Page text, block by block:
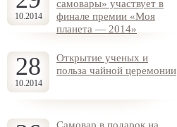
10.2014
самовары» участвует в
финале премии «Моя
планета — 2014»
28
10.2014
Открытие ученых и
польза чайной церемонии